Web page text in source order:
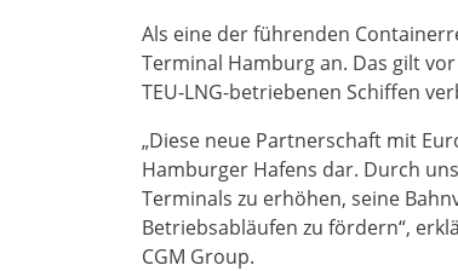
Als eine der führenden
Terminal Hamburg an. Das gilt
TEU-LNG-betriebenen Schiffen
„Diese neue Partnerschaft mit
Hamburger Hafens dar. Durch
Terminals zu erhöhen, seine
Betriebsabläufen zu fördern“,
CGM Group.